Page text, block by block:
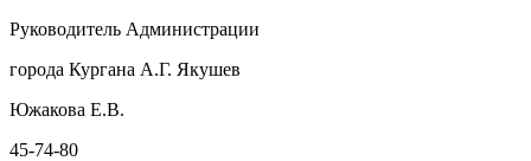
Руководитель Администрации
города Кургана А.Г. Якушев
Южакова Е.В.
45-74-80